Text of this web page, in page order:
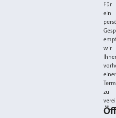
Für
ein
wir
zu